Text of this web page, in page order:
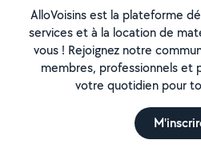
AlloVoisins est la plateforme
services et à la location de
vous ! Rejoignez notre
membres, professionnels et
votre quotidien pour